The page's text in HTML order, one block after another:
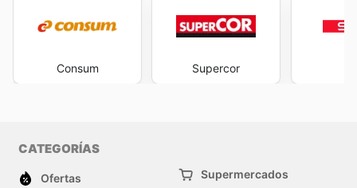
Consum Supercor
CATEGORÍAS
Ofertas Supermercados